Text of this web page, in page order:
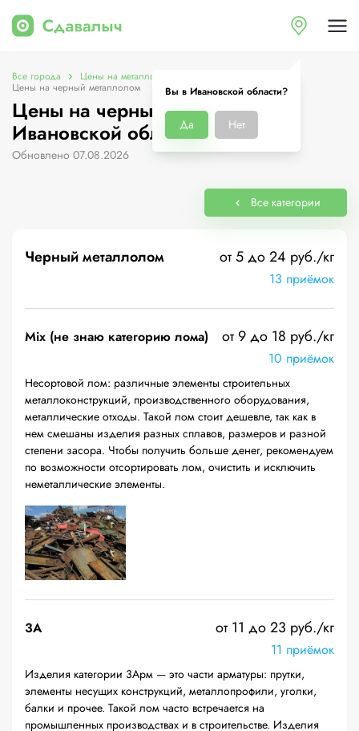
Вы в Ивановской области?
Да Нет
Все города Цены на металлолом в Ивановской области
Цены на черный металлолом
Цены на черный металлолом в
Ивановской области
Обновлено 07.08.2026
Все категории
Черный металлолом от 5 до 24 руб./кг
13 приёмок
Mix (не знаю категорию лома) от 9 до 18 руб./кг
10 приёмок
Несортовой лом: различные элементы строительных
металлоконструкций, производственного оборудования,
металлические отходы. Такой лом стоит дешевле, так как в
нем смешаны изделия разных сплавов, размеров и разной
степени засора. Чтобы получить больше денег, рекомендуем
по возможности отсортировать лом, очистить и исключить
неметаллические элементы.
3А от 11 до 23 руб./кг
11 приёмок
Изделия категории 3Арм — это части арматуры: прутки,
элементы несущих конструкций, металлопрофили, уголки,
балки и прочее. Такой лом часто встречается на
промышленных производствах и в строительстве. Изделия